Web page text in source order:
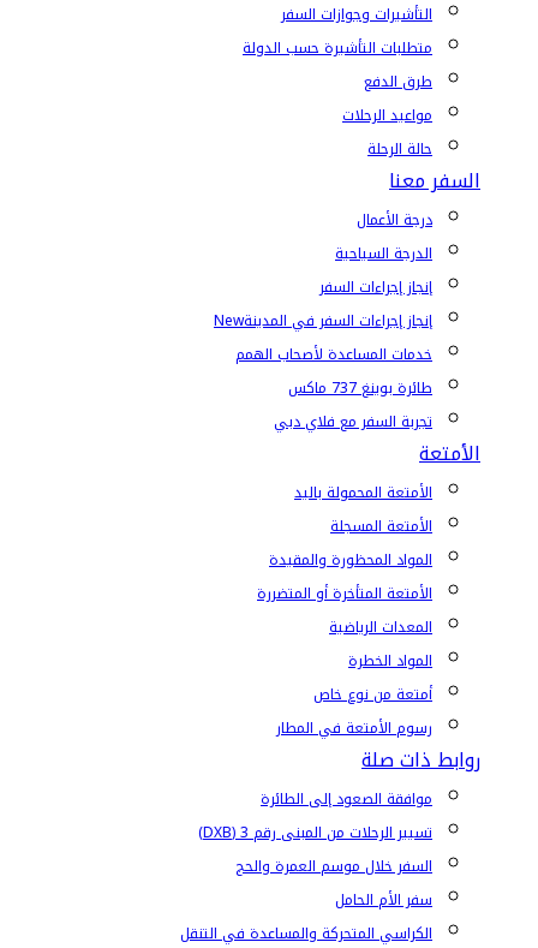
التأشيرات وجوازات السفر
متطلبات التأشيرة حسب الدولة
طرق الدفع
مواعيد الرحلات
حالة الرحلة
السفر معنا
درجة الأعمال
الدرجة السياحية
إنجاز إجراءات السفر
إنجاز إجراءات السفر في المدينةNew
خدمات المساعدة لأصحاب الهمم
طائرة بوينغ 737 ماكس
تجربة السفر مع فلاي دبي
الأمتعة
الأمتعة المحمولة باليد
الأمتعة المسجلة
المواد المحظورة والمقيدة
الأمتعة المتأخرة أو المتضررة
المعدات الرياضية
المواد الخطرة
أمتعة من نوع خاص
رسوم الأمتعة في المطار
روابط ذات صلة
موافقة الصعود إلى الطائرة
تسيير الرحلات من المبنى رقم 3 (DXB)
السفر خلال موسم العمرة والحج
سفر الأم الحامل
الكراسي المتحركة والمساعدة في التنقل